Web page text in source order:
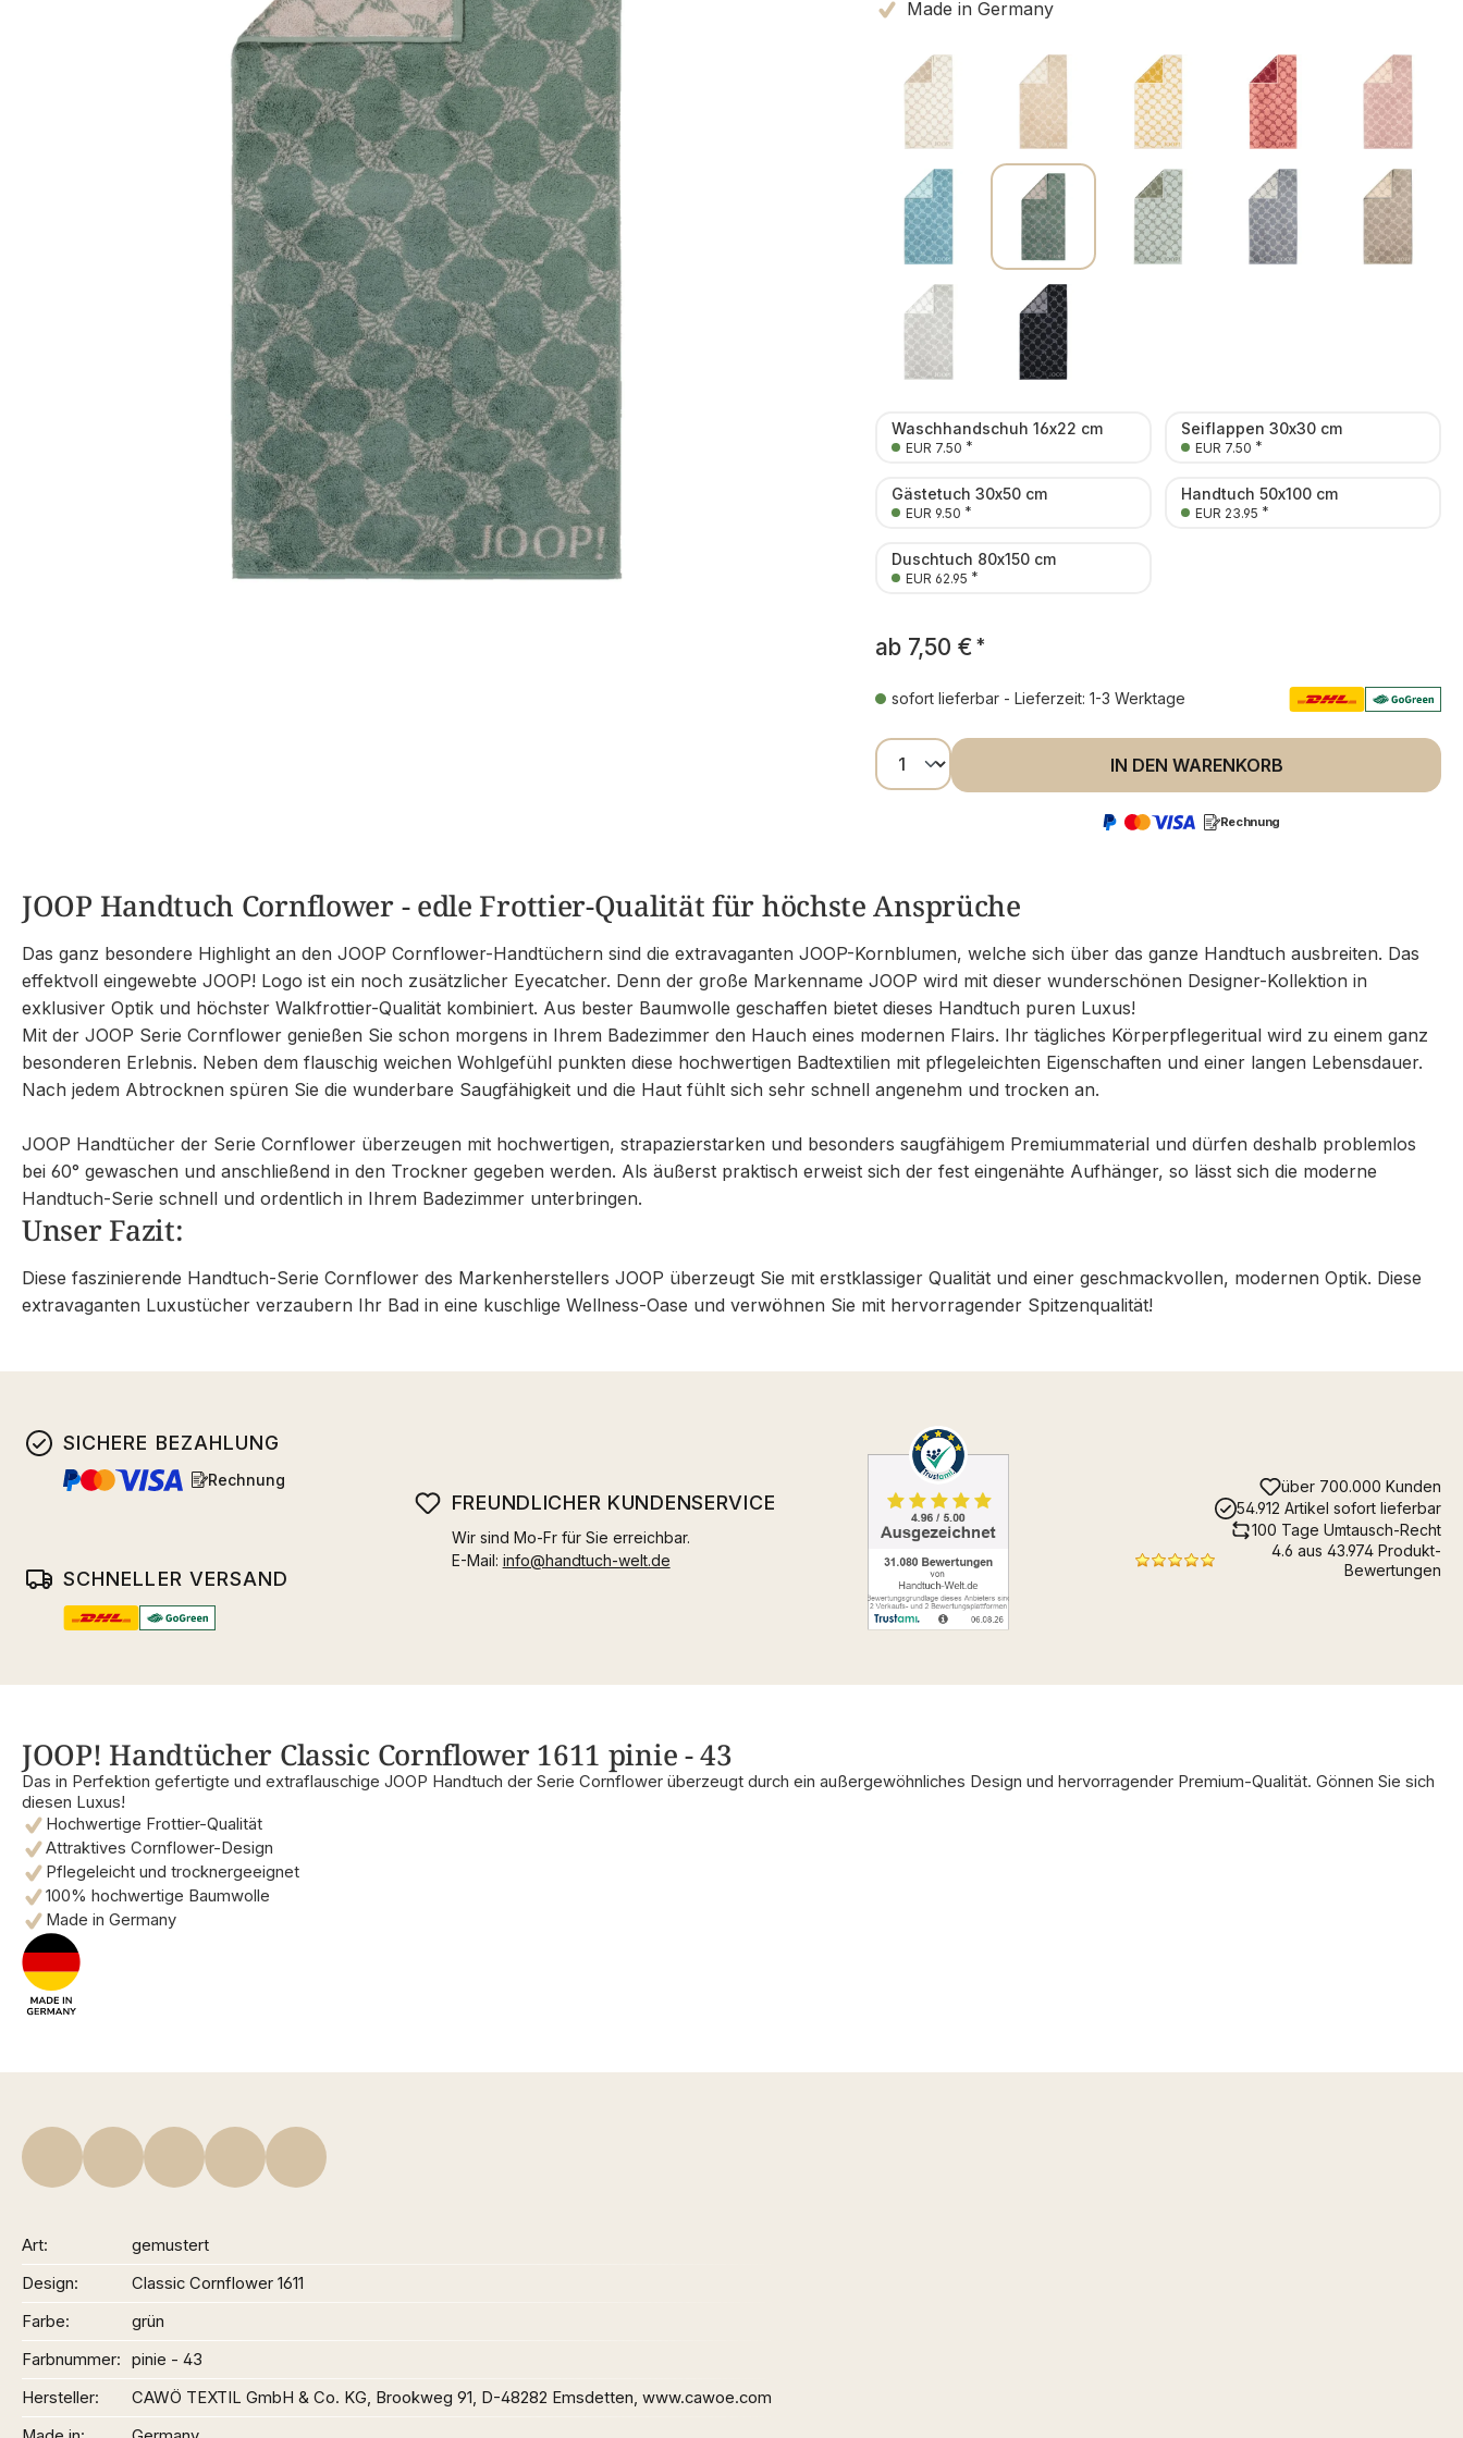
Made in Germany
Waschhandschuh 16x22 cm
EUR 7.50 *
Seiflappen 30x30 cm
EUR 7.50 *
Gästetuch 30x50 cm
EUR 9.50 *
Handtuch 50x100 cm
EUR 23.95 *
Duschtuch 80x150 cm
EUR 62.95 *
ab 7,50 € *
sofort lieferbar - Lieferzeit: 1-3 Werktage
Produkt Anzahl: Gib den gewünschten Wert
IN DEN WARENKORB
Rechnung
JOOP Handtuch Cornflower - edle Frottier-Qualität für höchste Ansprüche
Das ganz besondere Highlight an den JOOP Cornflower-Handtüchern sind die extravaganten JOOP-Kornblumen, welche sich über das ganze Handtuch ausbreiten. Das
effektvoll eingewebte JOOP! Logo ist ein noch zusätzlicher Eyecatcher. Denn der große Markenname JOOP wird mit dieser wunderschönen Designer-Kollektion in
exklusiver Optik und höchster Walkfrottier-Qualität kombiniert. Aus bester Baumwolle geschaffen bietet dieses Handtuch puren Luxus!
Mit der JOOP Serie Cornflower genießen Sie schon morgens in Ihrem Badezimmer den Hauch eines modernen Flairs. Ihr tägliches Körperpflegeritual wird zu einem ganz
besonderen Erlebnis. Neben dem flauschig weichen Wohlgefühl punkten diese hochwertigen Badtextilien mit pflegeleichten Eigenschaften und einer langen Lebensdauer.
Nach jedem Abtrocknen spüren Sie die wunderbare Saugfähigkeit und die Haut fühlt sich sehr schnell angenehm und trocken an.
JOOP Handtücher der Serie Cornflower überzeugen mit hochwertigen, strapazierstarken und besonders saugfähigem Premiummaterial und dürfen deshalb problemlos
bei 60° gewaschen und anschließend in den Trockner gegeben werden. Als äußerst praktisch erweist sich der fest eingenähte Aufhänger, so lässt sich die moderne
Handtuch-Serie schnell und ordentlich in Ihrem Badezimmer unterbringen.
Unser Fazit:
Diese faszinierende Handtuch-Serie Cornflower des Markenherstellers JOOP überzeugt Sie mit erstklassiger Qualität und einer geschmackvollen, modernen Optik. Diese
extravaganten Luxustücher verzaubern Ihr Bad in eine kuschlige Wellness-Oase und verwöhnen Sie mit hervorragender Spitzenqualität!
SICHERE BEZAHLUNG
Rechnung
SCHNELLER VERSAND
FREUNDLICHER KUNDENSERVICE
Wir sind Mo-Fr für Sie erreichbar.
E-Mail: info@handtuch-welt.de
über 700.000 Kunden
54.912 Artikel sofort lieferbar
100 Tage Umtausch-Recht
4.6 aus 43.974 Produkt-
Bewertungen
JOOP! Handtücher Classic Cornflower 1611 pinie - 43
Das in Perfektion gefertigte und extraflauschige JOOP Handtuch der Serie Cornflower überzeugt durch ein außergewöhnliches Design und hervorragender Premium-Qualität. Gönnen Sie sich
diesen Luxus!
Hochwertige Frottier-Qualität
Attraktives Cornflower-Design
Pflegeleicht und trocknergeeignet
100% hochwertige Baumwolle
Made in Germany
Art
gemustert
Design
Classic Cornflower 1611
Farbe
grün
Farbnummer
pinie - 43
Hersteller
CAWÖ TEXTIL GmbH & Co. KG, Brookweg 91, D-48282 Emsdetten, www.cawoe.com